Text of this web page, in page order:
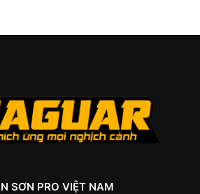
SƠN PRO VIỆT NAM